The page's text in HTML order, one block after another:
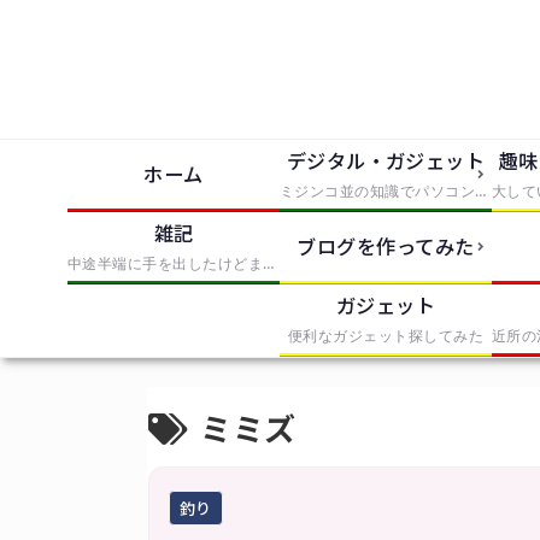
ホーム デジタル・ガジェット
ミジンコ並の知識でパソコンとかソフトとか使っただけでIT風の記事にまとめたもの
趣
雑記
中途半端に手を出したけどまとめきれなかったものを無理やりまとめたもの
ブログを作ってみた
ガジェット
便利なガジェット探してみた
ミミズ
釣り